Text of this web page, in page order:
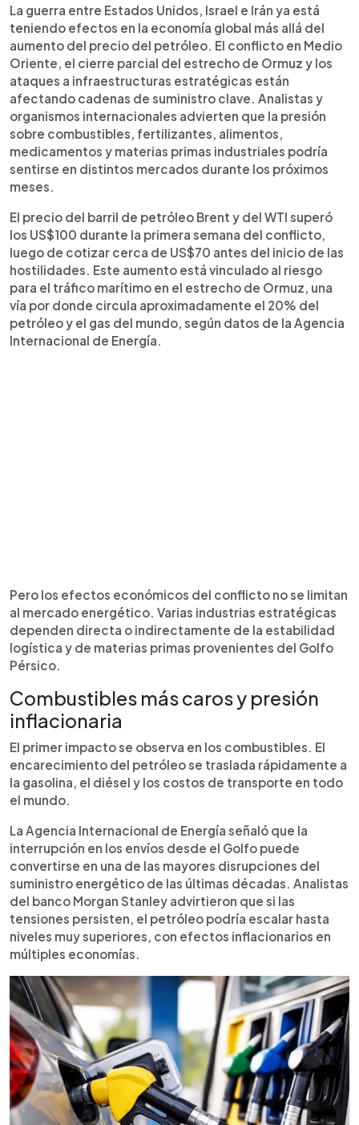
Escuchar artículo
La guerra entre Estados Unidos, Israel e Irán está
generando efectos económicos globales que
van más allá del aumento del precio del petróleo.
El conflicto en Medio Oriente amenaza rutas
comerciales clave como el estrecho de Ormuz y
afecta cadenas de suministro estratégicas.
Expertos advierten impactos en cinco áreas
principales: combustibles más caros, fertilizantes
más costosos, presión sobre los precios de los
alimentos, interrupciones en la distribución de
medicamentos y problemas en el suministro de
materias primas industriales como azufre y
metales. Analistas y organismos internacionales
señalan que, si el conflicto se prolonga, estas
disrupciones podrían traducirse en inflación,
escasez de productos y mayores costos para
industrias y consumidores en todo el mundo.
La guerra entre Estados Unidos, Israel e Irán ya está
teniendo efectos en la economía global más allá del
aumento del precio del petróleo. El conflicto en Medio
Oriente, el cierre parcial del estrecho de Ormuz y los
ataques a infraestructuras estratégicas están
afectando cadenas de suministro clave. Analistas y
organismos internacionales advierten que la presión
sobre combustibles, fertilizantes, alimentos,
medicamentos y materias primas industriales podría
sentirse en distintos mercados durante los próximos
meses.
El precio del barril de petróleo Brent y del WTI superó
los US$100 durante la primera semana del conflicto,
luego de cotizar cerca de US$70 antes del inicio de las
hostilidades. Este aumento está vinculado al riesgo
para el tráfico marítimo en el estrecho de Ormuz, una
vía por donde circula aproximadamente el 20% del
petróleo y el gas del mundo, según datos de la Agencia
Internacional de Energía.
Pero los efectos económicos del conflicto no se limitan
al mercado energético. Varias industrias estratégicas
dependen directa o indirectamente de la estabilidad
logística y de materias primas provenientes del Golfo
Pérsico.
Combustibles más caros y presión
inflacionaria
El primer impacto se observa en los combustibles. El
encarecimiento del petróleo se traslada rápidamente a
la gasolina, el diésel y los costos de transporte en todo
el mundo.
La Agencia Internacional de Energía señaló que la
interrupción en los envíos desde el Golfo puede
convertirse en una de las mayores disrupciones del
suministro energético de las últimas décadas. Analistas
del banco Morgan Stanley advirtieron que si las
tensiones persisten, el petróleo podría escalar hasta
niveles muy superiores, con efectos inflacionarios en
múltiples economías.